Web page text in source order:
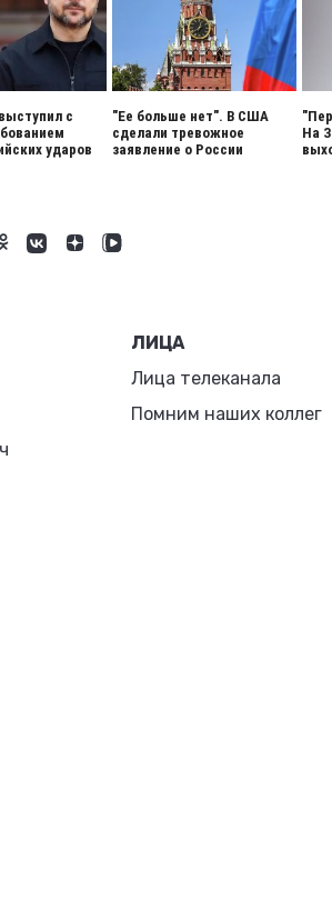
с
ударов
"Ее больше нет". В США
сделали тревожное
заявление о России
На
ЛИЦА
Лица телеканала
Помним наших коллег